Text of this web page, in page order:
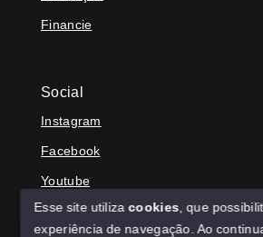
Financie
Social
Instagram
Facebook
Youtube
Esse site utilizacookies , que
experiência de navegação. Ao